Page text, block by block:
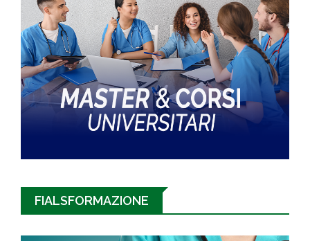
FIALSFORMAZIONE